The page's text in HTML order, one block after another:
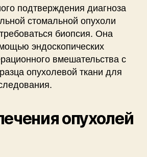
подтверждения диагноза
стомальной опухоли
биопсия. Она
эндоскопических
вмешательства с
опухолевой ткани для
опухолей